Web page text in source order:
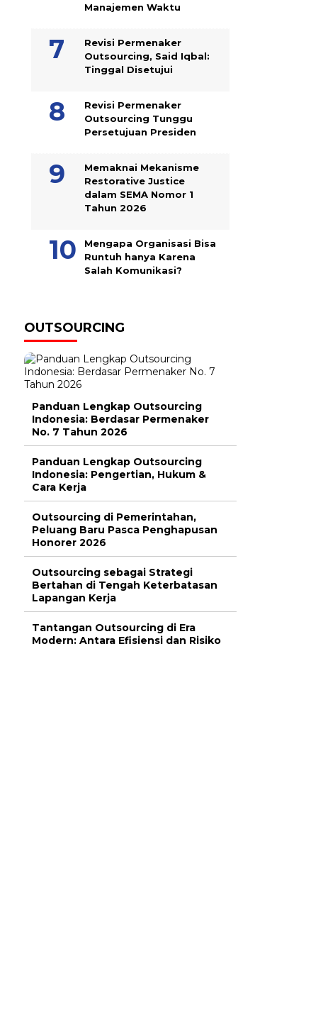
Manajemen Waktu
Revisi Permenaker
Outsourcing, Said Iqbal:
Tinggal Disetujui
Revisi Permenaker
Outsourcing Tunggu
Persetujuan Presiden
Memaknai Mekanisme
Restorative Justice
dalam SEMA Nomor 1
Tahun 2026
Mengapa Organisasi Bisa
Runtuh hanya Karena
Salah Komunikasi?
OUTSOURCING
Panduan Lengkap Outsourcing
Indonesia: Berdasar Permenaker
No. 7 Tahun 2026
Panduan Lengkap Outsourcing
Indonesia: Pengertian, Hukum &
Cara Kerja
Outsourcing di Pemerintahan,
Peluang Baru Pasca Penghapusan
Honorer 2026
Outsourcing sebagai Strategi
Bertahan di Tengah Keterbatasan
Lapangan Kerja
Tantangan Outsourcing di Era
Modern: Antara Efisiensi dan Risiko